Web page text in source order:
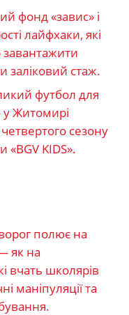
фонд «завис» і
лайфхаки, які
заліковий стаж.
футбол для
Житомирі
сезону
«BGV KIDS».
полює на
як на
вчать школярів
маніпуляції та